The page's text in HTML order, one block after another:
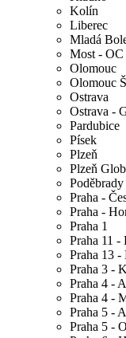
Kolín
Liberec
Mladá
Most - OC
Olomouc
Olomouc
Ostrava
Ostrava -
Pardubice
Písek
Plzeň
Plzeň
Praha -
Praha -
Praha 1
Praha 11 -
Praha 13
Praha 3 -
Praha 4 -
Praha 4 -
Praha 5 -
Praha 5 -